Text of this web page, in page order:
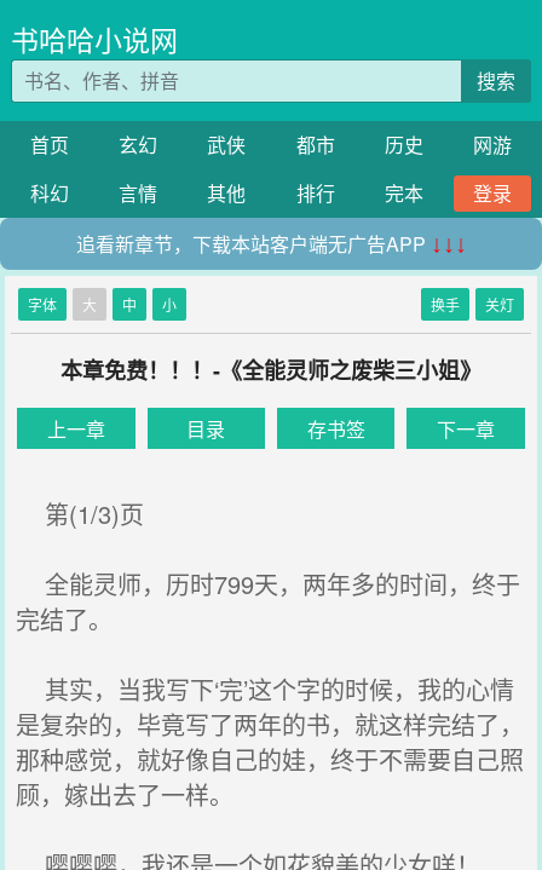
书哈哈小说网
搜索
首页 玄幻 武侠 都市 历史
网游
科幻
言情 其他 排行 完本
登录
追看新章节，下载本站客户端无广告APP ↓↓↓
字体 大 中 小 换手 关灯
本章免费！！！-《全能灵师之废柴三小姐》
上一章 目录 存书签 下一章
第(1/3)页
全能灵师，历时799天，两年多的时间，终于
完结了。
其实，当我写下‘完’这个字的时候，我的心情
是复杂的，毕竟写了两年的书，就这样完结了，
那种感觉，就好像自己的娃，终于不需要自己照
顾，嫁出去了一样。